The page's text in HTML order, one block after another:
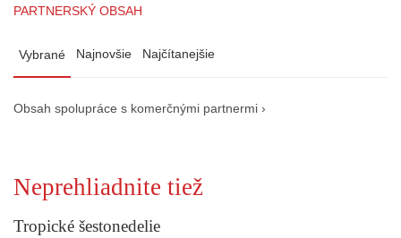
PARTNERSKÝ OBSAH
Vybrané Najnovšie Najčítanejšie
Obsah spolupráce s komerčnými partnermi ›
Neprehliadnite tiež
Tropické šestonedelie